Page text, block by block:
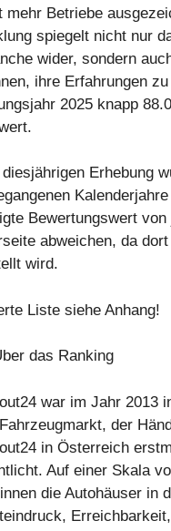
mehr Betriebe
spiegelt nicht nur
wider, sondern
ihre Erfahrungen
2025 knapp
Erhebung
Bewertungswert
abweichen, da
wird.
Liste siehe Anhang!
das Ranking
war im Jahr 2013
der
in Österreich
Auf einer Skala
die Autohäuser in